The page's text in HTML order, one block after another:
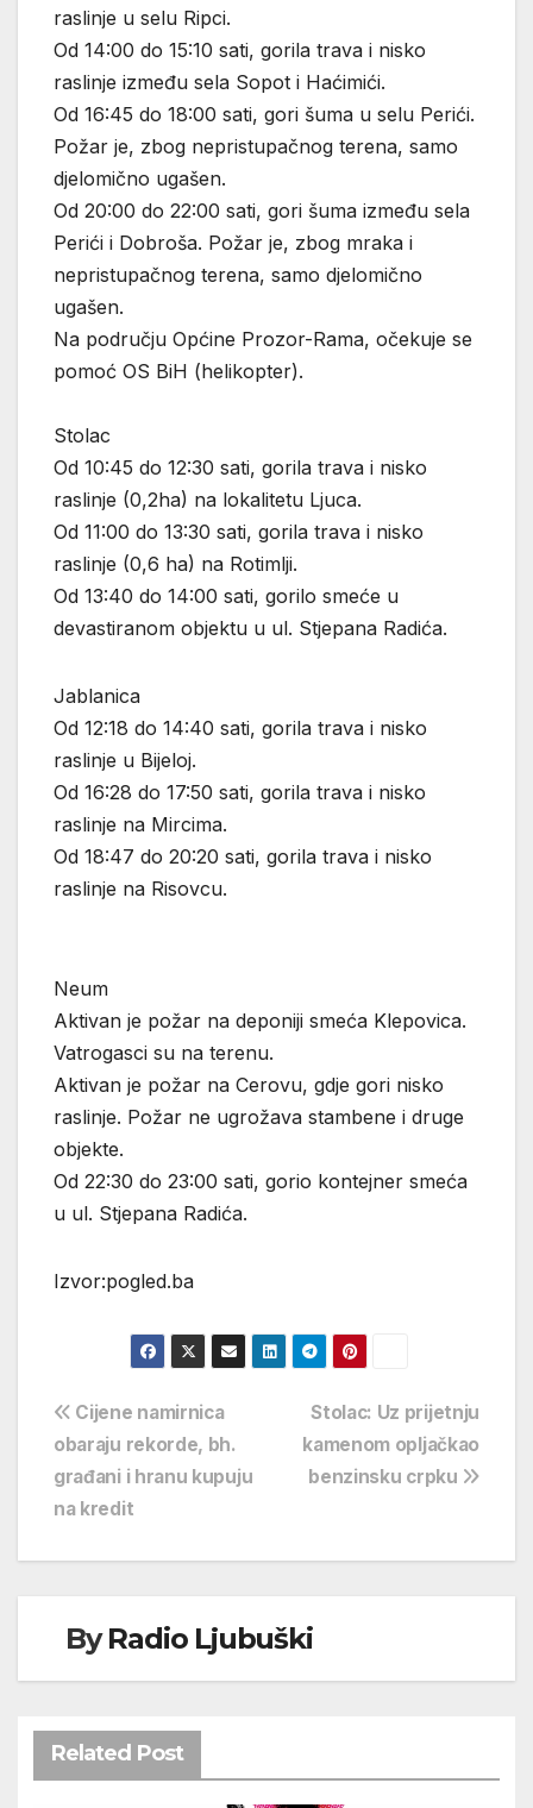
raslinje u selu Ripci.
Od 14:00 do 15:10 sati, gorila trava i nisko
raslinje između sela Sopot i Haćimići.
Od 16:45 do 18:00 sati, gori šuma u selu Perići.
Požar je, zbog nepristupačnog terena, samo
djelomično ugašen.
Od 20:00 do 22:00 sati, gori šuma između sela
Perići i Dobroša. Požar je, zbog mraka i
nepristupačnog terena, samo djelomično
ugašen.
Na području Općine Prozor-Rama, očekuje se
pomoć OS BiH (helikopter).
Stolac
Od 10:45 do 12:30 sati, gorila trava i nisko
raslinje (0,2ha) na lokalitetu Ljuca.
Od 11:00 do 13:30 sati, gorila trava i nisko
raslinje (0,6 ha) na Rotimlji.
Od 13:40 do 14:00 sati, gorilo smeće u
devastiranom objektu u ul. Stjepana Radića.
Jablanica
Od 12:18 do 14:40 sati, gorila trava i nisko
raslinje u Bijeloj.
Od 16:28 do 17:50 sati, gorila trava i nisko
raslinje na Mircima.
Od 18:47 do 20:20 sati, gorila trava i nisko
raslinje na Risovcu.
Neum
Aktivan je požar na deponiji smeća Klepovica.
Vatrogasci su na terenu.
Aktivan je požar na Cerovu, gdje gori nisko
raslinje. Požar ne ugrožava stambene i druge
objekte.
Od 22:30 do 23:00 sati, gorio kontejner smeća
u ul. Stjepana Radića.
Izvor:pogled.ba
Navigacija
objava
Stolac: Uz prijetnju
kamenom opljačkao
benzinsku crpku
Cijene namirnica
obaraju rekorde, bh.
građani i hranu kupuju
na kredit
ByRadio Ljubuški
Related Post